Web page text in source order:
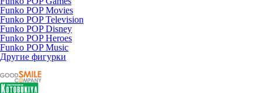
Funko POP Movies
Funko POP Television
Funko POP Disney
Funko POP Heroes
Funko POP Music
Другие фигурки